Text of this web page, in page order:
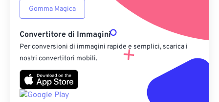
Gomma Magica
Convertitore di Immagini
Per conversioni di immagini rapide e semplici, scarica i
nostri convertitori mobili.